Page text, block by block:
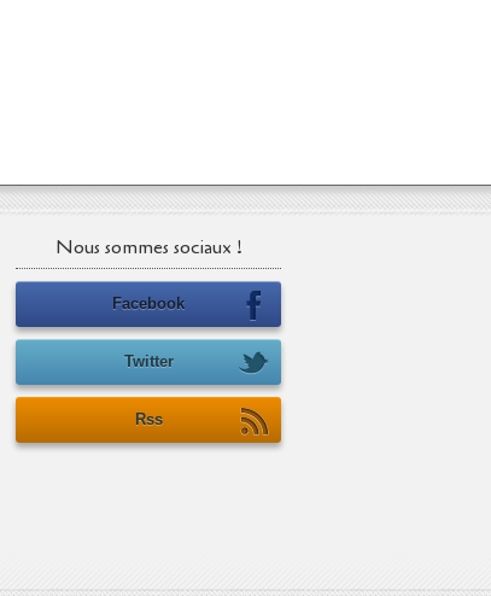
Nous sommes sociaux !
Facebook
Twitter
Rss